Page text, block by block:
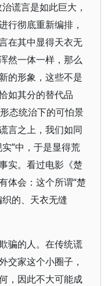
谎言是如此巨大，
行彻底重新编排，
在其中显得天衣无
然一体一样，那么
的形象，这些不是
如其分的替代品
态统治下的可怕景
言之上，我们如同
”中，于是显得荒
实。看过电影《楚
体会：这个所谓“楚
的、天衣无缝
骗的人。在传统谎
交家这个小圈子，
，因此不大可能成